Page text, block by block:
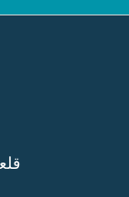
قلعه ۹ برجه، کارته